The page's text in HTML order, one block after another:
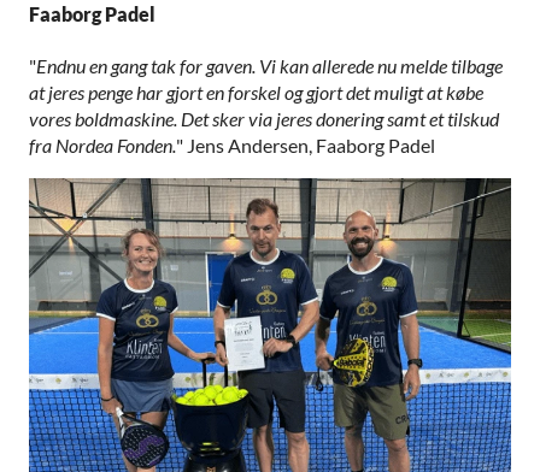
Faaborg Padel
"Endnu en gang tak for gaven. Vi kan allerede nu melde tilbage
at jeres penge har gjort en forskel og gjort det muligt at købe
vores boldmaskine. Det sker via jeres donering samt et tilskud
fra Nordea Fonden." Jens Andersen, Faaborg Padel